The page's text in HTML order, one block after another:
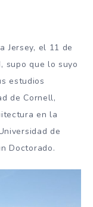
Jersey, el 11 de
supo que lo suyo
estudios
de Cornell,
en la
de
Doctorado.